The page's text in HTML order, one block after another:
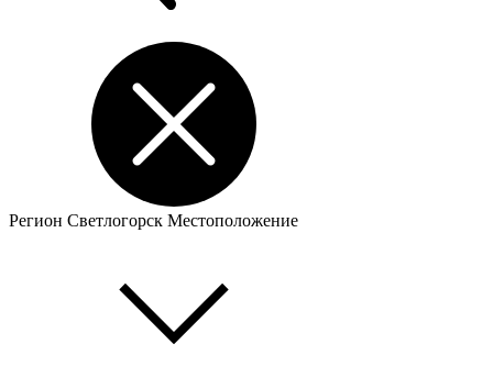
Регион Светлогорск Местоположение